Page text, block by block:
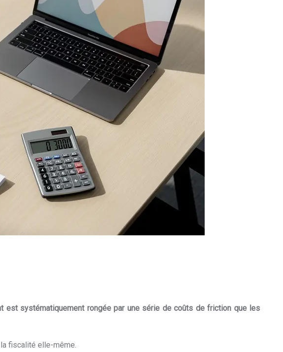
est systématiquement rongée par une série de coûts de friction que les
fiscalité elle-même.